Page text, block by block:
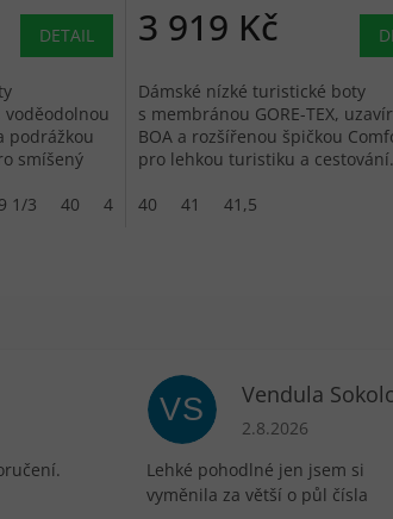
DETAIL
voděodolnou
podrážkou
smíšený
1/3 40 40 2/3 41 1/3 42 2/3
3 919 Kč
Dámské nízké turistické boty
s membránou GORE-TEX,
BOA a rozšířenou špičkou
pro lehkou turistiku a cestování.
40
41 41,5
je 5 z 5 hvězdiček.
VS Vendula
Hodnocení
2.8.2026
Lehké pohodlné jen jsem si
vyměnila za větší o půl čísla